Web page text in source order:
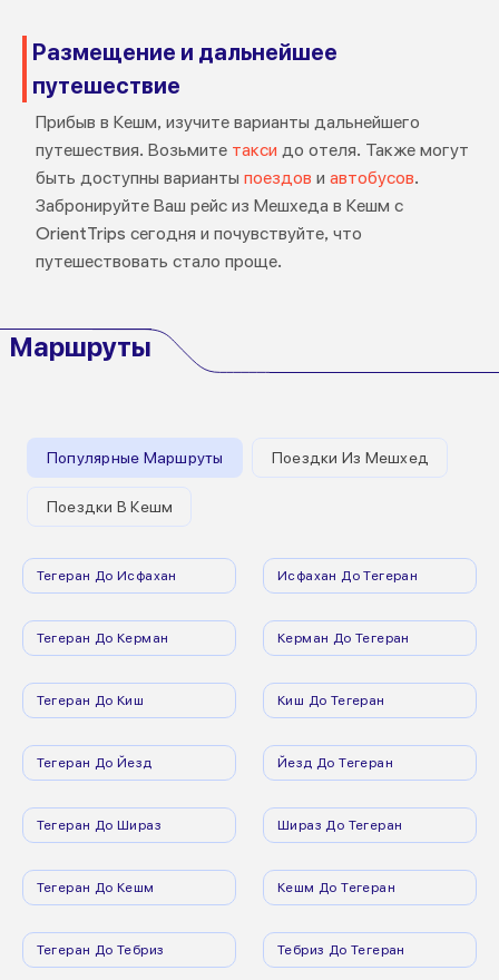
Размещение и дальнейшее
путешествие
Прибыв в Кешм, изучите варианты дальнейшего
путешествия. Возьмите такси до отеля. Также могут
быть доступны варианты поездов и автобусов.
Забронируйте Ваш рейс из Мешхеда в Кешм с
OrientTrips сегодня и почувствуйте, что
путешествовать стало проще.
Маршруты
Популярные Маршруты Поездки Из Мешхед
Поездки В Кешм
Тегеран До Исфахан Исфахан До Тегеран
Тегеран До Керман Керман До Тегеран
Тегеран До Киш Киш До Тегеран
Тегеран До Йезд Йезд До Тегеран
Тегеран До Шираз Шираз До Тегеран
Тегеран До Кешм Кешм До Тегеран
Тегеран До Тебриз Тебриз До Тегеран